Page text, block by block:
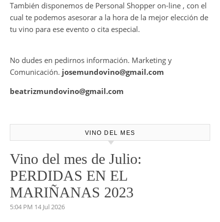
También disponemos de Personal Shopper on-line , con el
cual te podemos asesorar a la hora de la mejor elección de
tu vino para ese evento o cita especial.
No dudes en pedirnos información. Marketing y
Comunicación. josemundovino@gmail.com
beatrizmundovino@gmail.com
VINO DEL MES
Vino del mes de Julio:
PERDIDAS EN EL
MARIÑANAS 2023
5:04 PM 14 Jul 2026